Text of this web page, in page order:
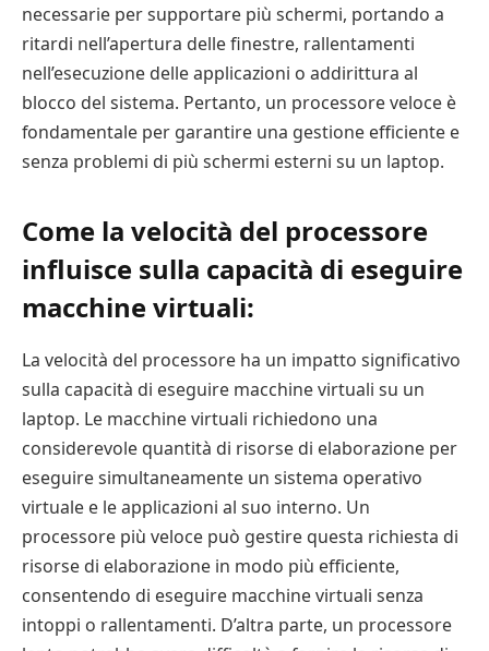
necessarie per supportare più schermi, portando a
ritardi nell’apertura delle finestre, rallentamenti
nell’esecuzione delle applicazioni o addirittura al
blocco del sistema. Pertanto, un processore veloce è
fondamentale per garantire una gestione efficiente e
senza problemi di più schermi esterni su un laptop.
Come la velocità del processore
influisce sulla capacità di eseguire
macchine virtuali:
La velocità del processore ha un impatto significativo
sulla capacità di eseguire macchine virtuali su un
laptop. Le macchine virtuali richiedono una
considerevole quantità di risorse di elaborazione per
eseguire simultaneamente un sistema operativo
virtuale e le applicazioni al suo interno. Un
processore più veloce può gestire questa richiesta di
risorse di elaborazione in modo più efficiente,
consentendo di eseguire macchine virtuali senza
intoppi o rallentamenti. D’altra parte, un processore